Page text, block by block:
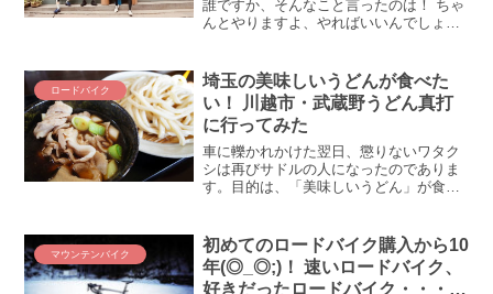
誰ですか、そんなこと言ったのは！ ちゃ
んとやりますよ、やればいいんでしょ
Ｉグルメライド！ 世界よ、これが本当の
グルメだ(...
ロードバイク
埼玉の美味しいうどんが食べた
い！ 川越市・武蔵野うどん真打
に行ってみた
車に轢かれかけた翌日、懲りないワタク
シは再びサドルの人になったのでありま
す。目的は、「美味しいうどん」が食べ
うどん県「埼玉県」うどんと言えば、も
ちろん！！ ここ...
マウンテンバイク
初めてのロードバイク購入から10
年(◎_◎;)！ 速いロードバイク、
好きだったロードバイク・・・我